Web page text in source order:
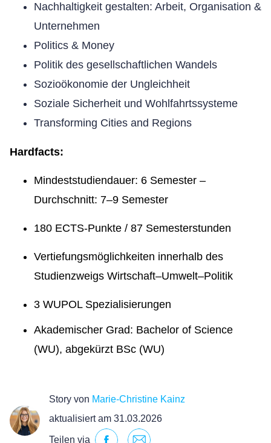
Nachhaltigkeit gestalten: Arbeit, Organisation &
Unternehmen
Politics & Money
Politik des gesellschaftlichen Wandels
Sozioökonomie der Ungleichheit
Soziale Sicherheit und Wohlfahrtssysteme
Transforming Cities and Regions
Hardfacts:
Mindeststudiendauer: 6 Semester –
Durchschnitt: 7–9 Semester
180 ECTS-Punkte / 87 Semesterstunden
Vertiefungsmöglichkeiten innerhalb des
Studienzweigs Wirtschaft–Umwelt–Politik
3 WUPOL Spezialisierungen
Akademischer Grad: Bachelor of Science
(WU), abgekürzt BSc (WU)
Story von Marie-Christine Kainz
aktualisiert am 31.03.2026
Teilen via